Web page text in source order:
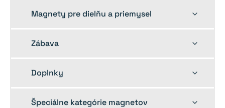
Magnety pre dielňu a priemysel
Toggle
Zábava
Toggle
Doplnky
Toggle
Špeciálne kategórie magnetov
Toggle